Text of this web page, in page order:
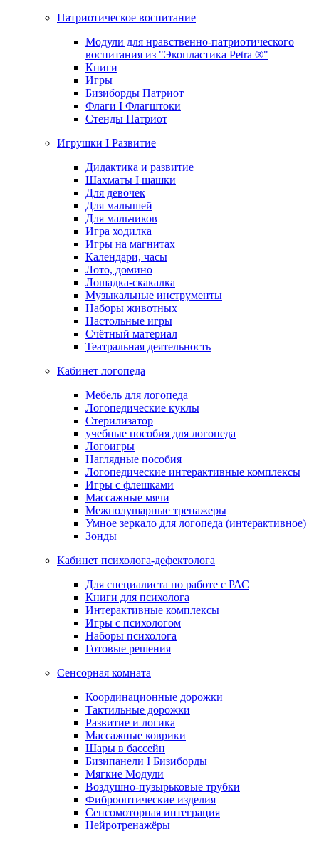
Патриотическое воспитание
Модули для нравственно-патриотического
воспитания из "Экопластика Petra ®"
Книги
Игры
Бизиборды Патриот
Флаги I Флагштоки
Стенды Патриот
Игрушки I Развитие
Дидактика и развитие
Шахматы I шашки
Для девочек
Для малышей
Для мальчиков
Игра ходилка
Игры на магнитах
Календари, часы
Лото, домино
Лошадка-скакалка
Музыкальные инструменты
Наборы животных
Настольные игры
Счётный материал
Театральная деятельность
Кабинет логопеда
Мебель для логопеда
Логопедические куклы
Стерилизатор
учебные пособия для логопеда
Логоигры
Наглядные пособия
Логопедические интерактивные комплексы
Игры с флешками
Массажные мячи
Межполушарные тренажеры
Умное зеркало для логопеда (интерактивное)
Зонды
Кабинет психолога-дефектолога
Для специалиста по работе с РАС
Книги для психолога
Интерактивные комплексы
Игры с психологом
Наборы психолога
Готовые решения
Сенсорная комната
Координационные дорожки
Тактильные дорожки
Развитие и логика
Массажные коврики
Шары в бассейн
Бизипанели I Бизиборды
Мягкие Модули
Воздушно-пузырьковые трубки
Фиброоптические изделия
Сенсомоторная интеграция
Нейротренажёры